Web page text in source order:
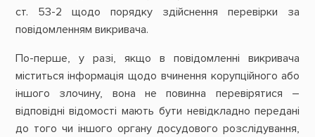
ст. 53-2 щодо порядку здійснення перевірки за
повідомленням викривача.
По-перше, у разі, якщо в повідомленні викривача
міститься інформація щодо вчинення корупційного або
іншого злочину, вона не повинна перевірятися –
відповідні відомості мають бути невідкладно передані
до того чи іншого органу досудового розслідування,